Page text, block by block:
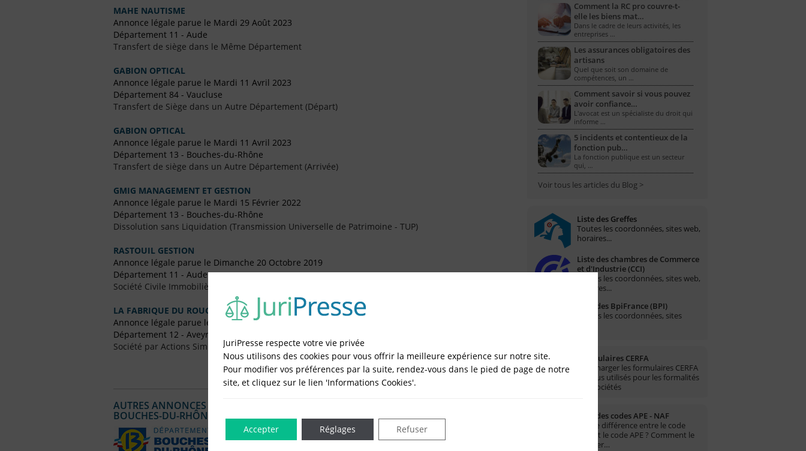
MAHE NAUTISME
Annonce légale parue le Mardi 29 Août 2023
Département 11 - Aude
Transfert de siège dans le Même Département
GABION OPTICAL
Annonce légale parue le Mardi 11 Avril 2023
Département 84 - Vaucluse
Transfert de Siège dans un Autre Département (Départ)
GABION OPTICAL
Annonce légale parue le Mardi 11 Avril 2023
Département 13 - Bouches-du-Rhône
Transfert de siège dans un Autre Département (Arrivée)
GMIG MANAGEMENT ET GESTION
Annonce légale parue le Mardi 15 Février 2022
Département 13 - Bouches-du-Rhône
Dissolution sans Liquidation (Transmission Universelle de Patrimoine - TUP)
RASTOUIL GESTION
Annonce légale parue le Dimanche 20 Octobre 2019
Département 11 - Aude
Société Civile Immobilière (SCI)
LA FABRIQUE DU ROUGIER
Annonce légale parue le Dimanche 30 Juin 2019
Département 12 - Aveyron
Société par Actions Simplifiées (SAS)
AUTRES ANNONCES LÉGALES PUBLIÉES EN LIGNE DANS LE DÉPARTEMENT DU 13 -
BOUCHES-DU-RHÔNE
Comment la RC pro couvre-t-
elle les biens mat…
Dans le cadre de leurs activités, les
entreprises …
Les assurances obligatoires des
artisans
Quel que soit son domaine de
compétences, un …
Comment savoir si vous pouvez
avoir confiance…
L'avocat est un spécialiste du droit qui
informe …
5 incidents et contentieux de la
fonction pub…
La fonction publique est un secteur
qui, …
Voir tous les articles du Blog >
Liste des Greffes
Toutes les coordonnées, sites web,
horaires...
Liste des chambres de Commerce
et d'Industrie (CCI)
Toutes les coordonnées, sites web,
horaires...
Liste des BpiFrance (BPI)
Toutes les coordonnées, sites
Formulaires CERFA
Télécharger les formulaires CERFA
les plus utilisés pour les formalités
des sociétés
Liste des codes APE - NAF
Quelle différence entre le code
NAF et le code APE ? Comment le
trouver…
JuriPresse respecte votre vie privée
Nous utilisons des cookies pour vous offrir la meilleure expérience sur notre site.
Pour modifier vos préférences par la suite, rendez-vous dans le pied de page de notre
site, et cliquez sur le lien 'Informations Cookies'.
Accepter Refuser
Réglages